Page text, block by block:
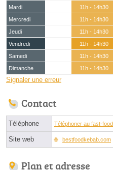
Mardi
11h - 14h30
Mercredi
11h - 14h30
Jeudi
11h - 14h30
Vendredi
11h - 14h30
Samedi
11h - 14h30
Dimanche
11h - 14h30
Signaler une erreur
Contact
Téléphone Téléphoner au fast-food
Site web bestfoodkebab.com
Plan et adresse